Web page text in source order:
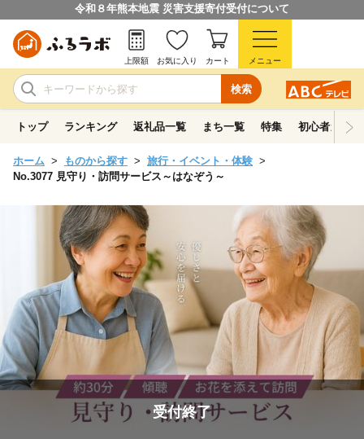
令和８年熊本地震 災害支援寄付受付について
検索
上限額 お気に入り カート メニュー
トップ ランキング 返礼品一覧 まち一覧 特集 初心者ガイド
ホーム ものから探す
旅行・イベント・体験
No.3077 見守り・訪問サービス～はなぞう～
受付終了